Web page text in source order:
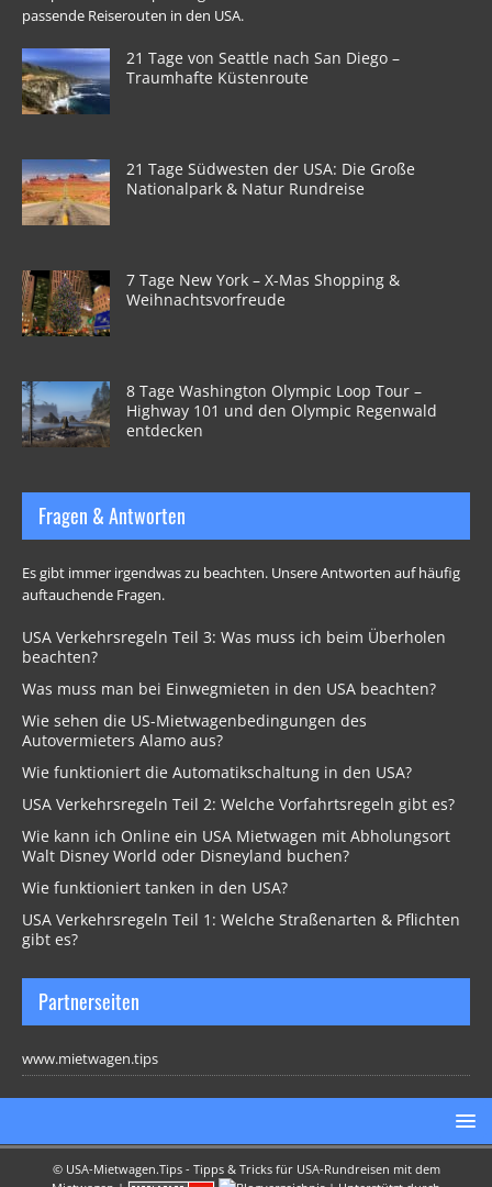
passende Reiserouten in den USA.
21 Tage von Seattle nach San Diego –
Traumhafte Küstenroute
21 Tage Südwesten der USA: Die Große
Nationalpark & Natur Rundreise
7 Tage New York – X-Mas Shopping &
Weihnachtsvorfreude
8 Tage Washington Olympic Loop Tour –
Highway 101 und den Olympic Regenwald
entdecken
Fragen & Antworten
Es gibt immer irgendwas zu beachten. Unsere Antworten auf häufig
auftauchende Fragen.
USA Verkehrsregeln Teil 3: Was muss ich beim Überholen
beachten?
Was muss man bei Einwegmieten in den USA beachten?
Wie sehen die US-Mietwagenbedingungen des
Autovermieters Alamo aus?
Wie funktioniert die Automatikschaltung in den USA?
USA Verkehrsregeln Teil 2: Welche Vorfahrtsregeln gibt es?
Wie kann ich Online ein USA Mietwagen mit Abholungsort
Walt Disney World oder Disneyland buchen?
Wie funktioniert tanken in den USA?
USA Verkehrsregeln Teil 1: Welche Straßenarten & Pflichten
gibt es?
Partnerseiten
www.mietwagen.tips
© USA-Mietwagen.Tips - Tipps & Tricks für USA-Rundreisen mit dem